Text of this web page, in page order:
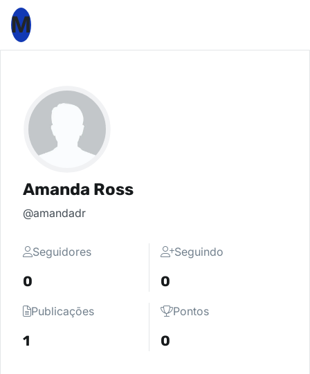
M
Amanda Ross
@amandadr
Seguidores
0
Seguindo
0
Publicações
1
Pontos
0